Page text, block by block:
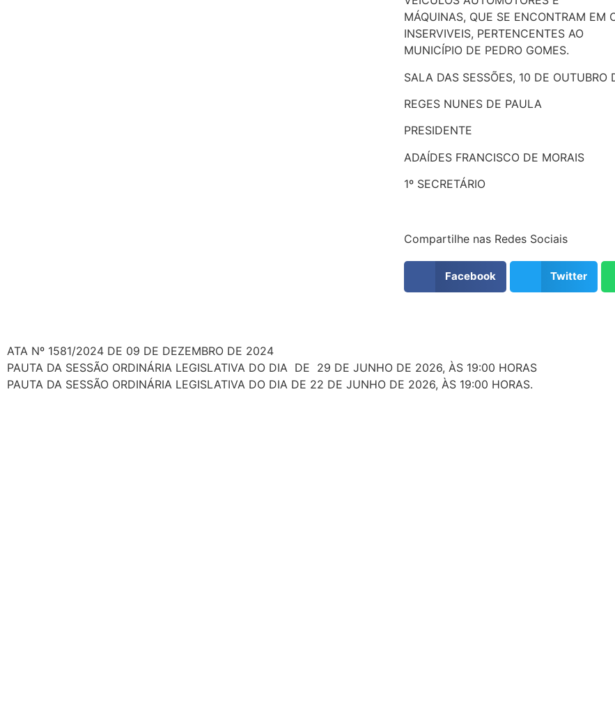
MÁQUINAS, QUE SE ENCONTRAM EM
INSERVIVEIS, PERTENCENTES AO
MUNICÍPIO DE PEDRO GOMES.
SALA DAS SESSÕES, 10 DE OUTUBRO
REGES NUNES DE PAULA
PRESIDENTE
ADAÍDES FRANCISCO DE MORAIS
1º SECRETÁRIO
Compartilhe nas Redes Sociais
Facebook Twitter
ATA Nº 1581/2024 DE 09 DE DEZEMBRO DE 2024
PAUTA DA SESSÃO ORDINÁRIA LEGISLATIVA DO DIA DE 29 DE JUNHO DE 2026, ÀS 19:00 HORAS
PAUTA DA SESSÃO ORDINÁRIA LEGISLATIVA DO DIA DE 22 DE JUNHO DE 2026, ÀS 19:00 HORAS.